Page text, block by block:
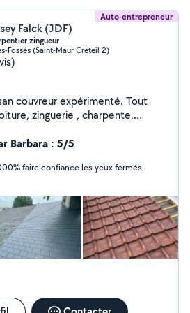
Auto-entrepreneur
Falck (JDF)
zingueur
Fossés (Saint-Maur Creteil 2)
couvreur expérimenté. Tout
zinguerie , charpente,
et déplacement gratuit.
décennale. Je reste à
renseignements
Barbara : 5/5
faire confiance les yeux fermés